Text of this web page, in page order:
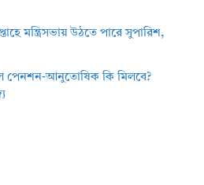
মন্ত্রিসভায় উঠতে পারে সুপারিশ,
পেনশন-আনুতোষিক কি মিলবে?